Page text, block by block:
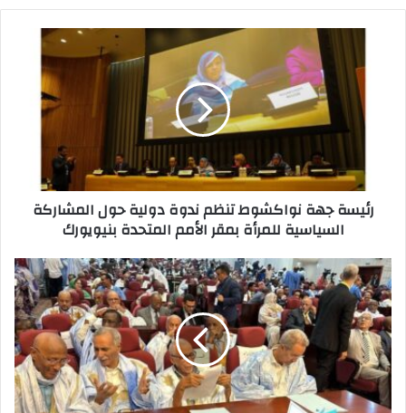
o
k
n
p
رئيسة جهة نواكشوط تنظم ندوة دولية حول المشاركة
السياسية للمرأة بمقر الأمم المتحدة بنيويورك